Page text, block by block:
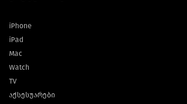
iPhone
iPad
Mac
Watch
TV
აქსესუარები